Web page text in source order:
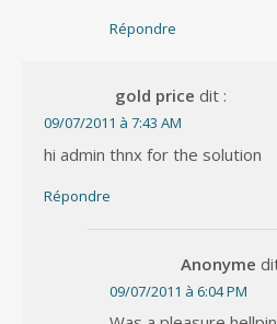
Répondre
gold price dit :
09/07/2011 à 7:43 AM
hi admin thnx for the solution
Répondre
Anonyme
09/07/2011 à 6:04 PM